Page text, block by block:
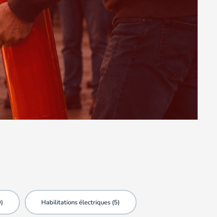
) Habilitations électriques (5)